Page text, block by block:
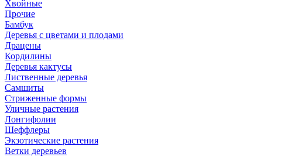
Хвойные
Прочие
Бамбук
Деревья с цветами и плодами
Драцены
Кордилины
Деревья кактусы
Лиственные деревья
Самшиты
Стриженные формы
Уличные растения
Лонгифолии
Шеффлеры
Экзотические растения
Ветки деревьев